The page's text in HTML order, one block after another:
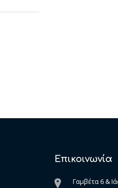
Επικοινωνία
Γαμβέτα 6 &